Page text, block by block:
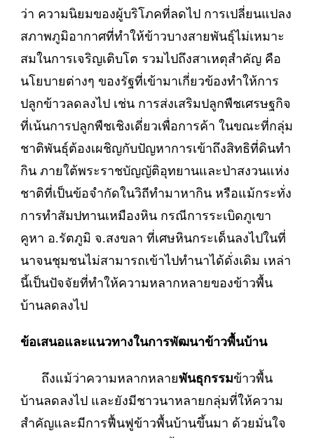
ว่า ความนิยมของผู้บริโภคที่ลดไป การเปลี่ยนแปลง
สภาพภูมิอากาศที่ทำให้ข้าวบางสายพันธุ์ไม่เหมาะ
สมในการเจริญเติบโต รวมไปถึงสาเหตุสำคัญ คือ
นโยบายต่างๆ ของรัฐที่เข้ามาเกี่ยวข้องทำให้การ
ปลูกข้าวลดลงไป เช่น การส่งเสริมปลูกพืชเศรษฐกิจ
ที่เน้นการปลูกพืชเชิงเดี่ยวเพื่อการค้า ในขณะที่กลุ่ม
ชาติพันธุ์ต้องเผชิญกับปัญหาการเข้าถึงสิทธิที่ดินทำ
กิน ภายใต้พระราชบัญญัติอุทยานและป่าสงวนแห่ง
ชาติที่เป็นข้อจำกัดในวิถีทำมาหากิน หรือแม้กระทั่ง
การทำสัมปทานเหมืองหิน กรณีการระเบิดภูเขา
คูหา อ.รัตภูมิ จ.สงขลา ที่เศษหินกระเด็นลงไปในที่
นาจนชุมชนไม่สามารถเข้าไปทำนาได้ดั่งเดิม เหล่า
นี้เป็นปัจจัยที่ทำให้ความหลากหลายของข้าวพื้น
บ้านลดลงไป
ข้อเสนอและแนวทางในการพัฒนาข้าวพื้นบ้าน
ถึงแม้ว่าความหลากหลายพันธุกรรมข้าวพื้น
บ้านลดลงไป และยังมีชาวนาหลายกลุ่มที่ให้ความ
สำคัญและมีการฟื้นฟูข้าวพื้นบ้านขึ้นมา ด้วยมั่นใจ